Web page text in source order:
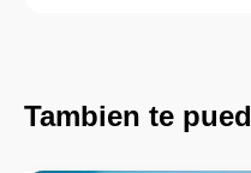
Tambien te